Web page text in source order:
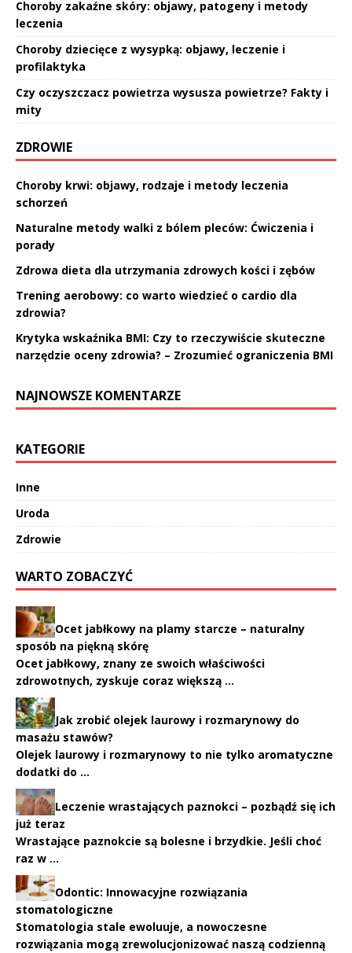
Choroby zakaźne skóry: objawy, patogeny i metody
leczenia
Choroby dziecięce z wysypką: objawy, leczenie i
profilaktyka
Czy oczyszczacz powietrza wysusza powietrze? Fakty i
mity
ZDROWIE
Choroby krwi: objawy, rodzaje i metody leczenia
schorzeń
Naturalne metody walki z bólem pleców: Ćwiczenia i
porady
Zdrowa dieta dla utrzymania zdrowych kości i zębów
Trening aerobowy: co warto wiedzieć o cardio dla
zdrowia?
Krytyka wskaźnika BMI: Czy to rzeczywiście skuteczne
narzędzie oceny zdrowia? – Zrozumieć ograniczenia BMI
NAJNOWSZE KOMENTARZE
KATEGORIE
Inne
Uroda
Zdrowie
WARTO ZOBACZYĆ
Ocet jabłkowy na plamy starcze – naturalny
sposób na piękną skórę
Ocet jabłkowy, znany ze swoich właściwości
zdrowotnych, zyskuje coraz większą …
Jak zrobić olejek laurowy i rozmarynowy do
masażu stawów?
Olejek laurowy i rozmarynowy to nie tylko aromatyczne
dodatki do …
Leczenie wrastających paznokci – pozbądź się ich
już teraz
Wrastające paznokcie są bolesne i brzydkie. Jeśli choć
raz w …
Odontic: Innowacyjne rozwiązania
stomatologiczne
Stomatologia stale ewoluuje, a nowoczesne
rozwiązania mogą zrewolucjonizować naszą codzienną